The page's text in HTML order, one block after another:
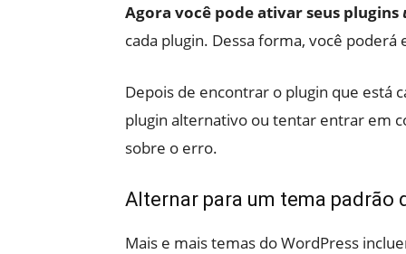
Agora você pode ativar seus plugins
cada plugin. Dessa forma, você
Depois de encontrar o plugin que está
plugin alternativo ou tentar entrar em
sobre o erro.
Alternar para um tema padrão
Mais e mais temas do WordPress